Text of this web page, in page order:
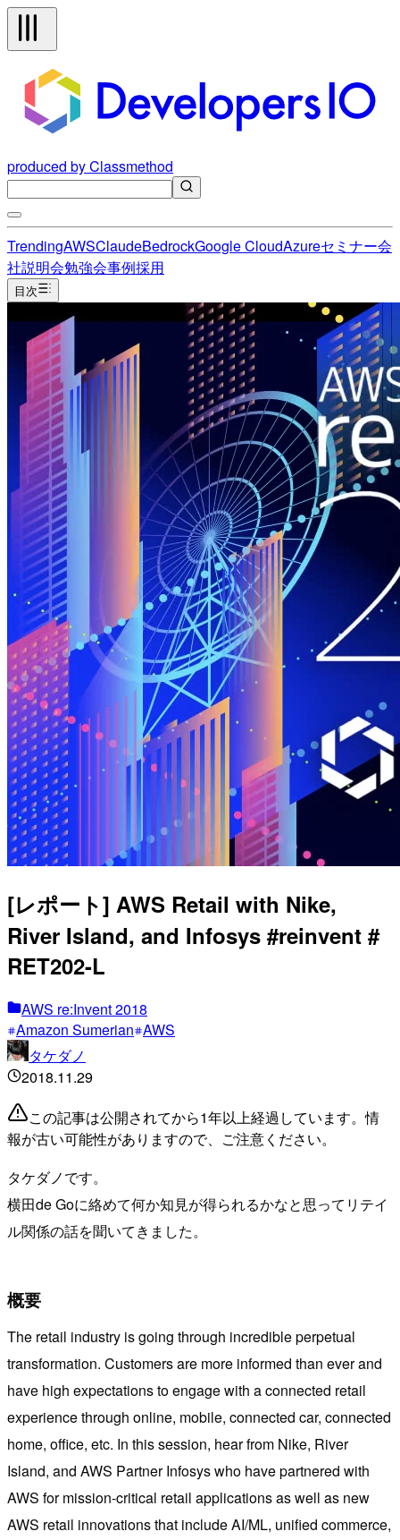
produced by Classmethod
TrendingAWSClaudeBedrockGoogle CloudAzureセミナー会
社説明会勉強会事例採用
目次
[レポート] AWS Retail with Nike,
River Island, and Infosys #reinvent #
RET202-L
AWS re:Invent 2018
Amazon Sumerian AWS
タケダノ
2018.11.29
この記事は公開されてから1年以上経過しています。情
報が古い可能性がありますので、ご注意ください。
タケダノです。
横田de Goに絡めて何か知見が得られるかなと思ってリテイ
ル関係の話を聞いてきました。
概要
The retail industry is going through incredible perpetual
transformation. Customers are more informed than ever and
have high expectations to engage with a connected retail
experience through online, mobile, connected car, connected
home, office, etc. In this session, hear from Nike, River
Island, and AWS Partner Infosys who have partnered with
AWS for mission-critical retail applications as well as new
AWS retail innovations that include AI/ML, unified commerce,